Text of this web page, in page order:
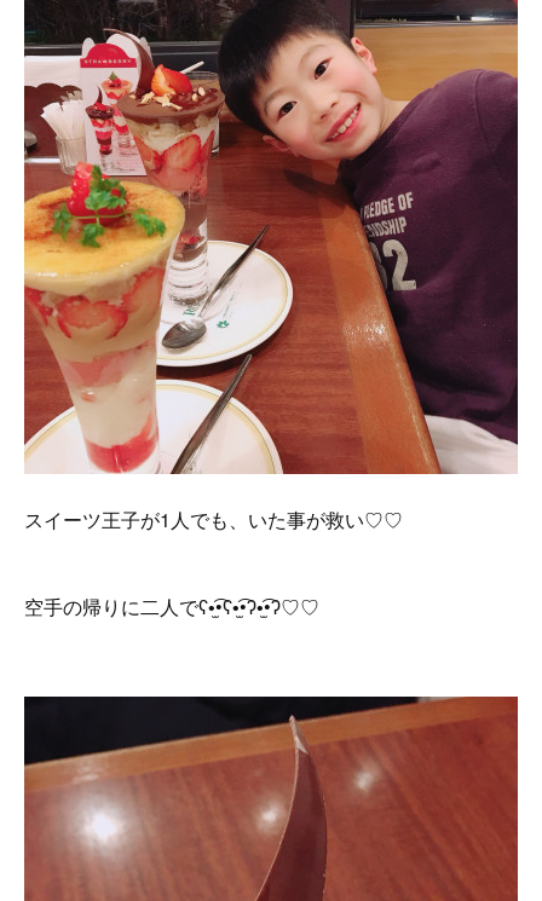
スイーツ王子が1人でも、いた事が救い♡♡
空手の帰りに二人でʕ•̫͡•ʕ•̫͡•ʔ•̫͡•ʔ♡♡